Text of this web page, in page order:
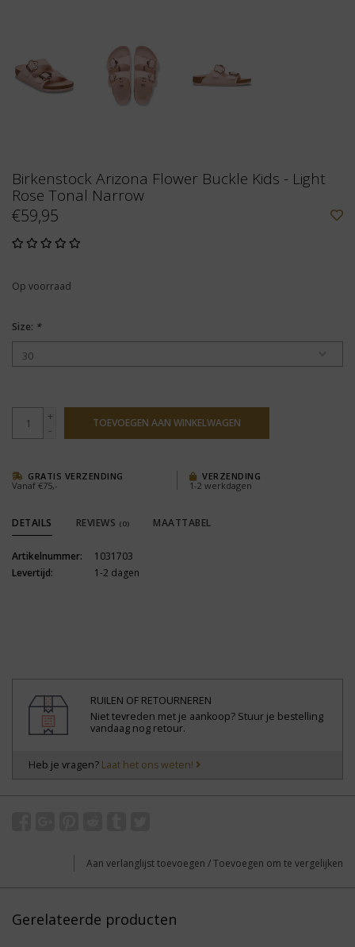
Birkenstock Arizona Flower Buckle Kids - Light
Rose Tonal Narrow
€59,95
Op voorraad
Size: *
+
-
TOEVOEGEN AAN WINKELWAGEN
GRATIS VERZENDING
Vanaf €75,-
VERZENDING
1-2 werkdagen
DETAILS REVIEWS (0) MAATTABEL
Artikelnummer:
1031703
Levertijd:
1-2 dagen
RUILEN OF RETOURNEREN
Niet tevreden met je aankoop? Stuur je bestelling
vandaag nog retour.
Heb je vragen? Laat het ons weten!
Aan verlanglijst toevoegen /Toevoegen om te vergelijken
Gerelateerde producten